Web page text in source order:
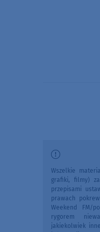
Wszelkie
grafiki, filmy)
przepisami
prawach
Weekend FM/
rygorem
jakiekolwiek